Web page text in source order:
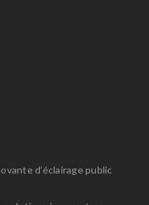
d’éclairage public